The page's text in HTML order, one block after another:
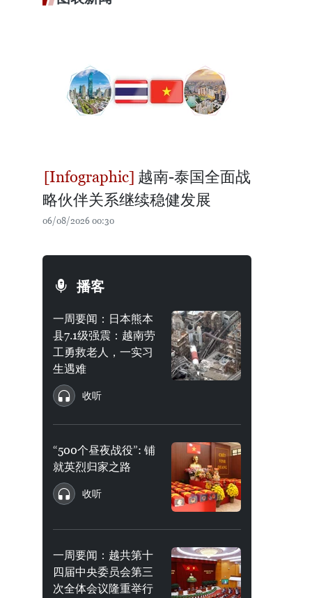
越南-泰国全面战
略伙伴关系继续稳健发展
06/08/2026 00:30
播客
一周要闻：日本熊本
县7.1级强震：越南劳
工勇救老人，一实习
生遇难
收听
“500个昼夜战役”: 铺
就英烈归家之路
收听
一周要闻：越共第十
四届中央委员会第三
次全体会议隆重举行